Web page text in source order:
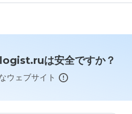
は安全ですか？
ウェブサイト